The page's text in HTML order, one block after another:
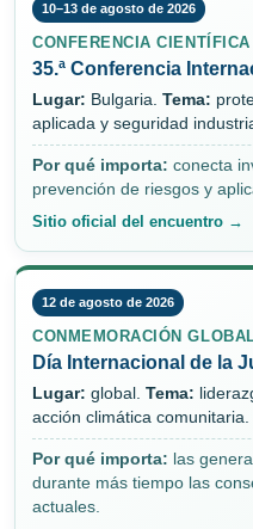
10–13 de agosto de 2026
CONFERENCIA CIENTÍFICA
35.ª Conferencia
Lugar: Bulgaria. Tema:
aplicada y seguridad
Por qué importa: conecta
prevención de riesgos y
Sitio oficial del encuentro →
12 de agosto de 2026
CONMEMORACIÓN
Día Internacional de la
Lugar: global. Tema:
acción climática comunitaria.
Por qué importa: las
durante más tiempo las
actuales.